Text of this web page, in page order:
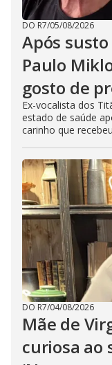
DO R7/05/08/2026
Após
Paulo
gosto de
Ex-vocalista dos
estado de saúde
carinho que
DO R7/04/08/2026
Mãe de
curiosa ao